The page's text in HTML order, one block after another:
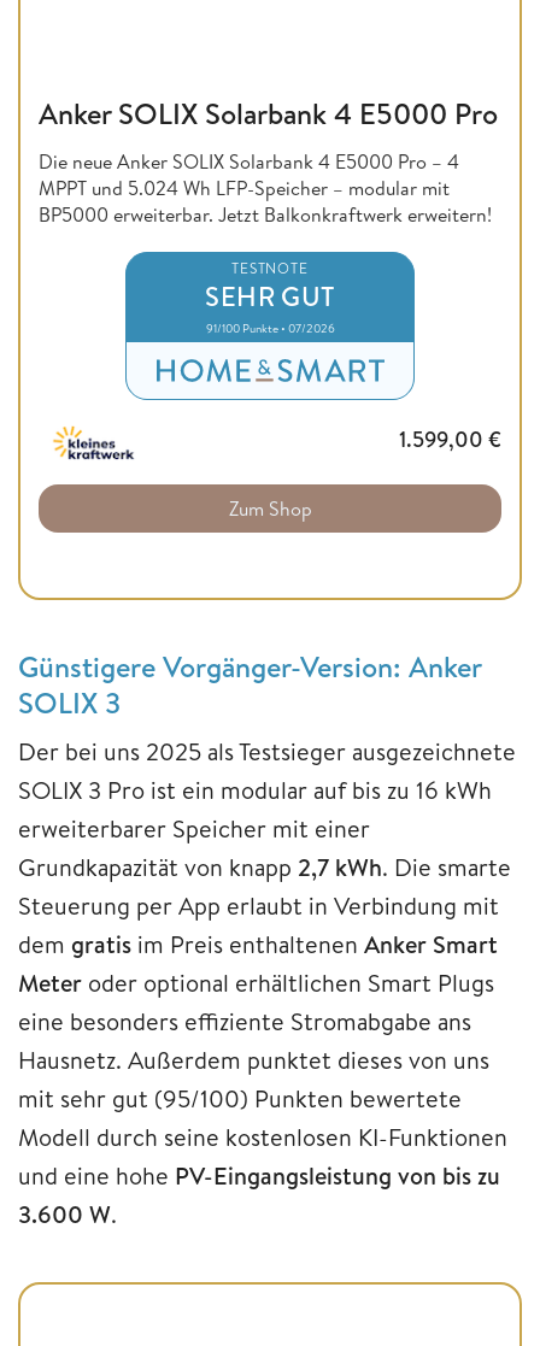
Anker SOLIX Solarbank 4 E5000 Pro
Die neue Anker SOLIX Solarbank 4 E5000 Pro – 4
MPPT und 5.024 Wh LFP-Speicher – modular mit
BP5000 erweiterbar. Jetzt Balkonkraftwerk erweitern!
TESTNOTE
SEHR GUT
91/100 Punkte • 07/2026
1.599,00 €
Zum Shop
Günstigere Vorgänger-Version: Anker
SOLIX 3
Der bei uns 2025 als Testsieger ausgezeichnete
SOLIX 3 Pro ist ein modular auf bis zu 16 kWh
erweiterbarer Speicher mit einer
Grundkapazität von knapp 2,7 kWh. Die smarte
Steuerung per App erlaubt in Verbindung mit
dem gratis im Preis enthaltenen Anker Smart
Meter oder optional erhältlichen Smart Plugs
eine besonders effiziente Stromabgabe ans
Hausnetz. Außerdem punktet dieses von uns
mit sehr gut (95/100) Punkten bewertete
Modell durch seine kostenlosen KI-Funktionen
und eine hohe PV-Eingangsleistung von bis zu
3.600 W.